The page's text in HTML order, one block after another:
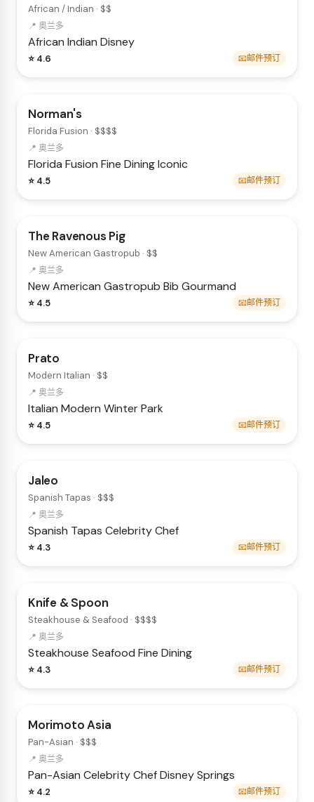
African / Indian · $$
📍 奥兰多
African Indian Disney
⭐ 4.6 📧邮件预订
Norman's
Florida Fusion · $$$$
📍 奥兰多
Florida Fusion Fine DiningIconic
⭐ 4.5 📧邮件预订
The Ravenous Pig
New American Gastropub · $$
📍 奥兰多
New American Gastropub Bib Gourmand
⭐ 4.5 📧邮件预订
Prato
Modern Italian · $$
📍 奥兰多
Italian Modern Winter Park
⭐ 4.5 📧邮件预订
Jaleo
Spanish Tapas · $$$
📍 奥兰多
Spanish Tapas Celebrity Chef
⭐ 4.3 📧邮件预订
Knife & Spoon
Steakhouse & Seafood · $$$$
📍 奥兰多
Steakhouse Seafood Fine Dining
⭐ 4.3 📧邮件预订
Morimoto Asia
Pan-Asian · $$$
📍 奥兰多
Pan-Asian Celebrity ChefDisney Springs
⭐ 4.2 📧邮件预订